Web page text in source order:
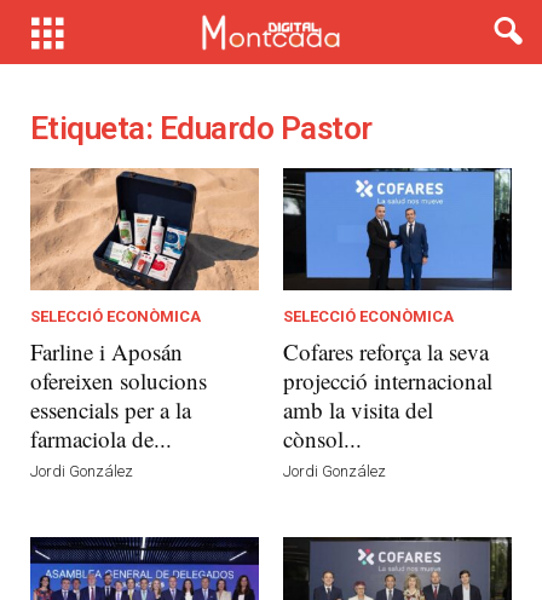
Etiqueta: Eduardo Pastor
SELECCIÓ ECONÒMICA
Farline i Aposán
ofereixen solucions
essencials per a la
farmaciola de...
Jordi González
SELECCIÓ ECONÒMICA
Cofares reforça la seva
projecció internacional
amb la visita del
cònsol...
Jordi González